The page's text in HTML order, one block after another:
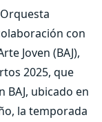
con
Joven (BAJ),
2025, que
ubicado en
la temporada